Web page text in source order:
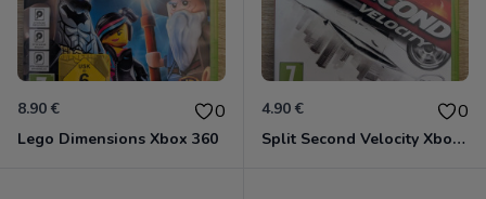
8.90 € 0
Lego Dimensions Xbox 360
4.90 € 0
Split Second Velocity Xbox 360